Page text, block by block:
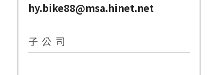
hy.bike88@msa.hinet.net
子 公 司